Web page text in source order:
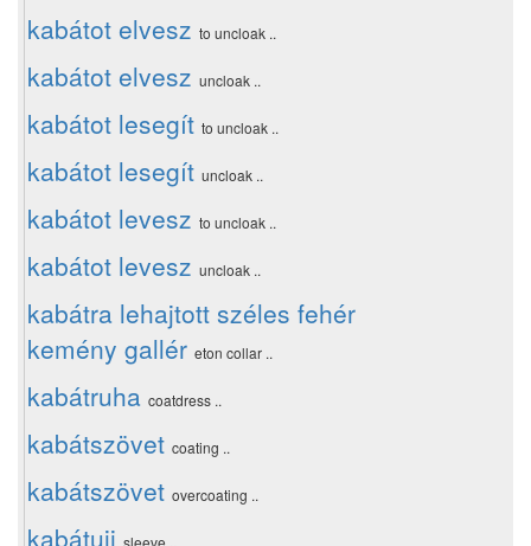
kabátot elvesz to uncloak ..
kabátot elvesz uncloak ..
kabátot lesegít to uncloak ..
kabátot lesegít uncloak ..
kabátot levesz to uncloak ..
kabátot levesz uncloak ..
kabátra lehajtott széles fehér
kemény gallér eton collar ..
kabátruha coatdress ..
kabátszövet coating ..
kabátszövet overcoating ..
kabátujj sleeve ..